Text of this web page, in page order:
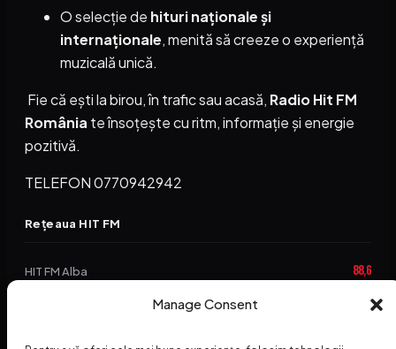
Manage Consent
O selecție de hituri naționale și
internaționale, menită să creeze o experiență
muzicală unică.
Fie că ești la birou, în trafic sau acasă, Radio Hit FM
România te însoțește cu ritm, informație și energie
pozitivă.
TELEFON 0770942942
Rețeaua HIT FM
HIT FM Alba 88,6
94,2